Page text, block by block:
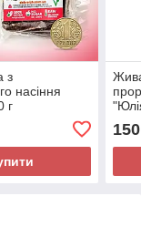
з
насіння
г
150